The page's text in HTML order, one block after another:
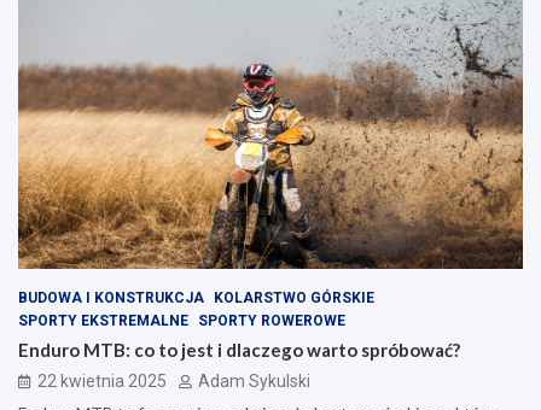
BUDOWA I KONSTRUKCJA
KOLARSTWO GÓRSKIE
SPORTY EKSTREMALNE
SPORTY ROWEROWE
Enduro MTB: co to jest i dlaczego warto spróbować?
22 kwietnia 2025 Adam Sykulski